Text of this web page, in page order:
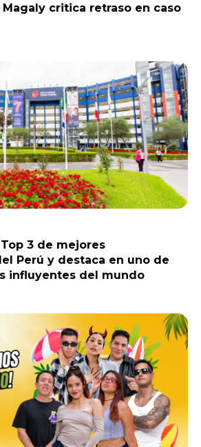
Magaly critica retraso en caso
3 de mejores
Perú y destaca en uno de
influyentes del mundo